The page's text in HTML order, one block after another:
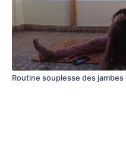
Routine souplesse des